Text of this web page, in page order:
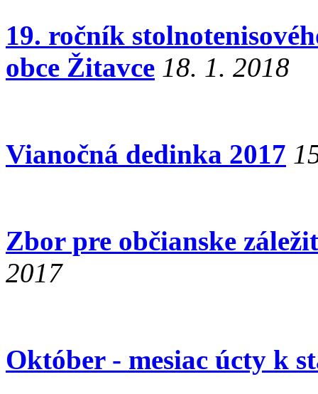
19. ročník
obce Žitavce 18. 1. 2018
Vianočná dedinka 2017
Zbor pre občianske
2017
Október - mesiac úcty k